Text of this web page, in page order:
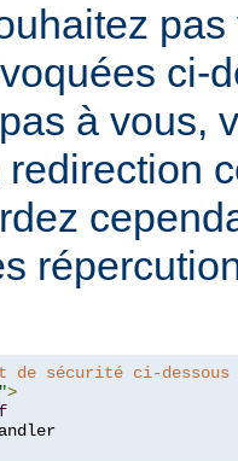
ci-
à vous,
de sécurité ci-
>